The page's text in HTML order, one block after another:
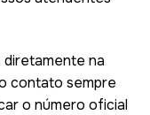
diretamente na
contato sempre
o número oficial